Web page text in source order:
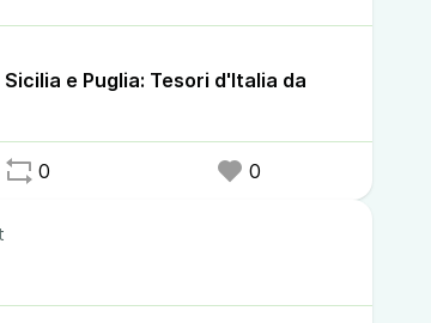
e Puglia: Tesori d'Italia da
0 0